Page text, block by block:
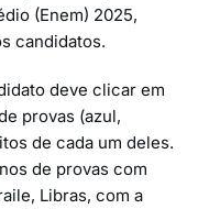
(Enem) 2025,
candidatos.
deve clicar em
provas (azul,
de cada um deles.
de provas com
Libras, com a